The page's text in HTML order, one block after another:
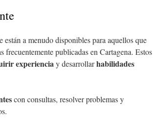
a menudo disponibles para aquellos que
frecuentemente publicadas en Cartagena. Estos
experienciay desarrollarhabilidades
con consultas, resolver problemas y